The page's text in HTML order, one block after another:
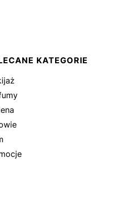
KATEGORIE